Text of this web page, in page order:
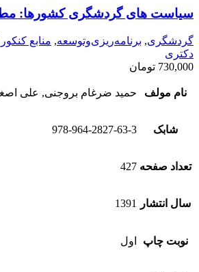
سیاست های گردشگری کشورها:
گردشگری, برنامه‌ریزی‌وتوسعه, منابع
دکتری
730,000 تومان
نام مولف حمید ضرغام بروجنی, علی
شابک 978-964-2827-63-3
تعداد صفحه 427
سال انتشار 1391
نوبت چاپ اول